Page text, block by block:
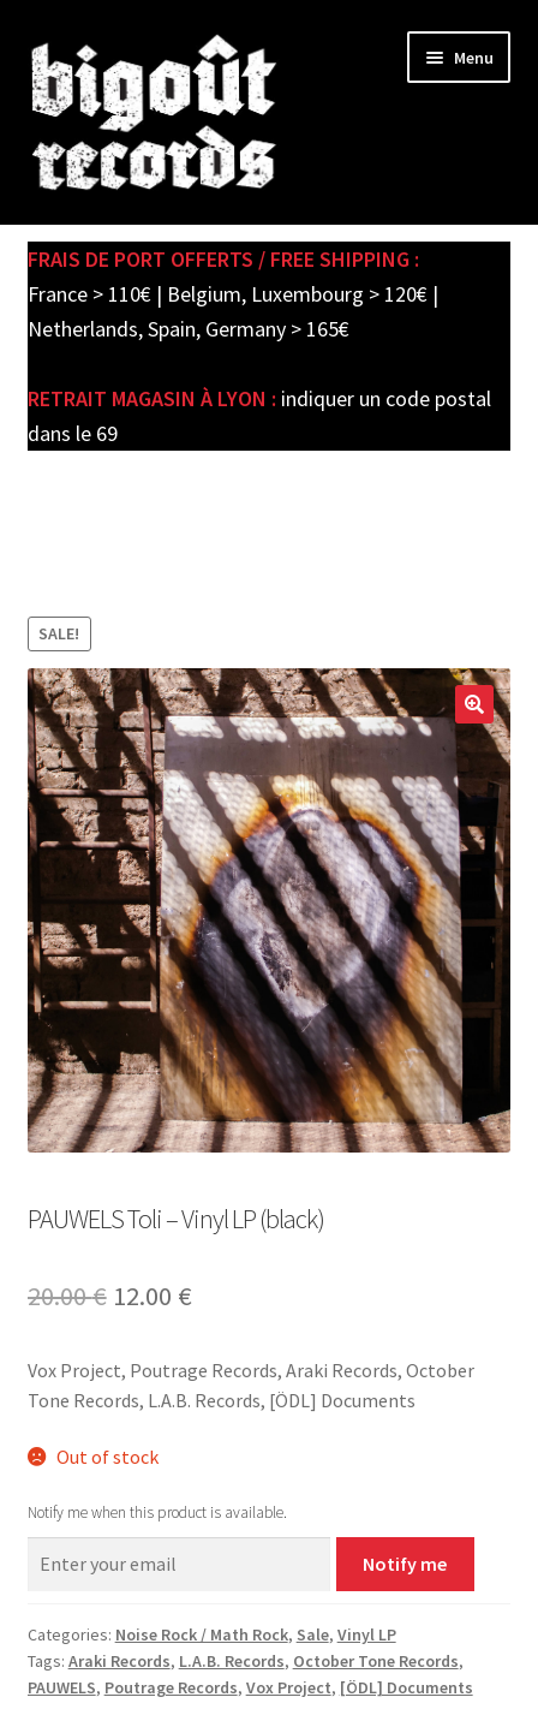
Skip
to
navigation
Skip
to
content
Menu
SHOP
child
PRE-ORDERS
FRAIS DE PORT OFFERTS / FREE SHIPPING :
France > 110€ | Belgium, Luxembourg > 120€ |
Netherlands, Spain, Germany > 165€
RETRAIT MAGASIN À LYON : indiquer un code postal
dans le 69
SALE!
PAUWELS Toli – Vinyl LP (black)
20.00€ Original
was:
12.00 €Current
is:
Vox Project, Poutrage Records, Araki Records, October
Tone Records, L.A.B. Records, [ÖDL] Documents
Out of stock
Notify me when this product is available.
Notify me
Categories: Noise Rock / Math Rock, Sale, Vinyl LP
Tags: Araki Records, L.A.B. Records, October Tone Records,
PAUWELS, Poutrage Records, Vox Project, [ÖDL] Documents